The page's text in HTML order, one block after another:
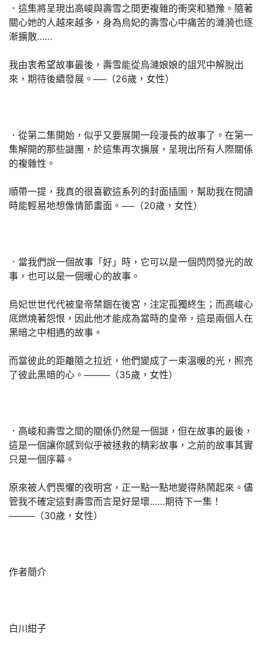
．這集將呈現出高峻與壽雪之間更複雜的衝突和猶豫。隨著
關心她的人越來越多，身為烏妃的壽雪心中痛苦的漣漪也逐
漸擴散……
我由衷希望故事最後，壽雪能從烏漣娘娘的詛咒中解脫出
來，期待後續發展。──（26歲，女性）
．從第二集開始，似乎又要展開一段漫長的故事了。在第一
集解開的那些謎團，於這集再次擴展，呈現出所有人際關係
的複雜性。
順帶一提，我真的很喜歡這系列的封面插圖，幫助我在閱讀
時能輕易地想像情節畫面。──（20歲，女性）
．當我們說一個故事「好」時，它可以是一個閃閃發光的故
事，也可以是一個暖心的故事。
烏妃世世代代被皇帝禁錮在後宮，注定孤獨終生；而高峻心
底燃燒著怨恨，因此他才能成為當時的皇帝，這是兩個人在
黑暗之中相遇的故事。
而當彼此的距離隨之拉近，他們變成了一束溫暖的光，照亮
了彼此黑暗的心。────（35歲，女性）
．高峻和壽雪之間的關係仍然是一個謎，但在故事的最後，
這是一個讓你感到似乎被拯救的精彩故事，之前的故事其實
只是一個序幕。
原來被人們畏懼的夜明宮，正一點一點地變得熱鬧起來。儘
管我不確定這對壽雪而言是好是壞……期待下一集！
────（30歲，女性）
作者簡介
白川紺子